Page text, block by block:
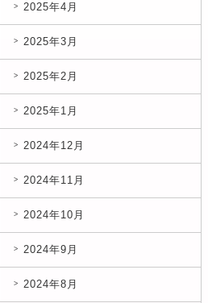
2025年4月
2025年3月
2025年2月
2025年1月
2024年12月
2024年11月
2024年10月
2024年9月
2024年8月